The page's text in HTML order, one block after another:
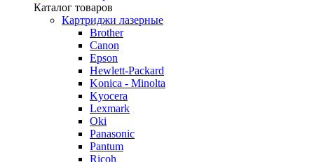
Каталог товаров
Картриджи лазерные
Brother
Canon
Epson
Hewlett-Packard
Konica - Minolta
Kyocera
Lexmark
Oki
Panasonic
Pantum
Ricoh